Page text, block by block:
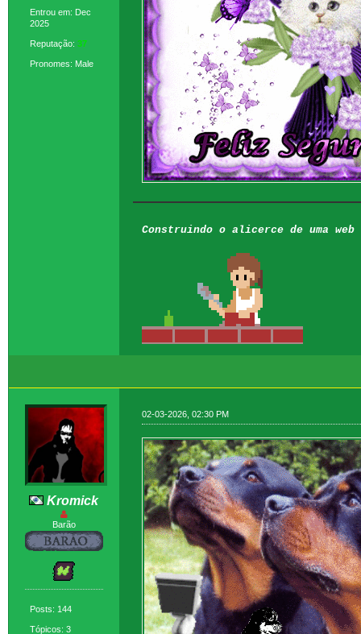
Entrou em: Dec
2025
Reputação: 37
Pronomes: Male
Construindo o alicerce de uma
Kromick
Barão
Posts: 144
Tópicos: 3
02-03-2026, 02:30 PM